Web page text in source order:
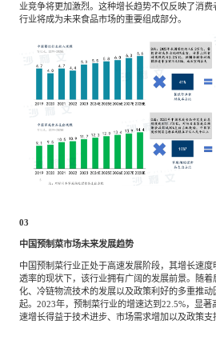
业竞争将更加激烈。这种增长趋势不仅反映了消
行业将成为未来食品市场的重要组成部分。
03
中国预制菜市场未来发展趋势
中国预制菜行业正处于高速发展阶段，其增长速
透率的现状下，该行业拥有广阔的发展前景。随
化、冷链物流技术的发展以及政策利好的多重推动
起。2023年，预制菜行业的增速达到22.5%，显著
速增长得益于技术进步、市场需求增加以及政策支